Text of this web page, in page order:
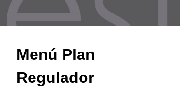
Menú Plan
Regulador